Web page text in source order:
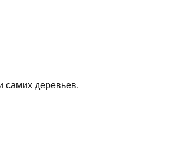
самих деревьев.